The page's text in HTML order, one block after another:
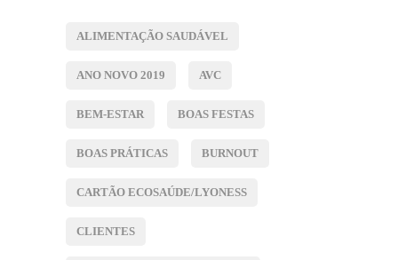
ALIMENTAÇÃO SAUDÁVEL
ANO NOVO 2019 AVC
BEM-ESTAR BOAS FESTAS
BOAS PRÁTICAS BURNOUT
CARTÃO ECOSAÚDE/LYONESS
CLIENTES